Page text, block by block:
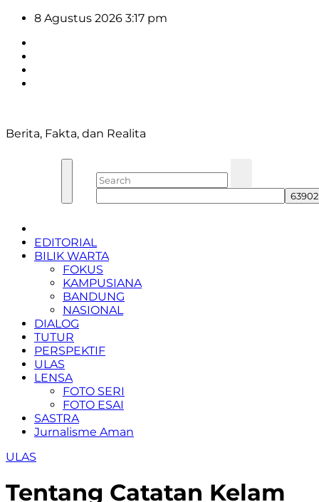
Skip
content
8 Agustus 2026 3:17 pm
Berita, Fakta, dan Realita
EDITORIAL
BILIK WARTA
FOKUS
KAMPUSIANA
BANDUNG
NASIONAL
DIALOG
TUTUR
PERSPEKTIF
ULAS
LENSA
FOTO SERI
FOTO ESAI
SASTRA
Jurnalisme Aman
ULAS
Tentang Catatan Kelam